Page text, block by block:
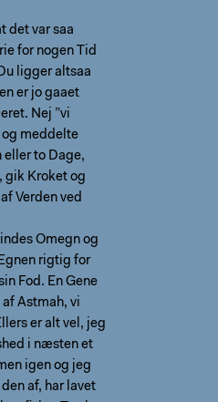
det var saa
for nogen Tid
ligger altsaa
er jo gaaet
Nej ”vi
og meddelte
eller to Dage,
gik Kroket og
Verden ved
Omegn og
rigtig for
Fod. En Gene
Astmah, vi
er alt vel, jeg
i næsten et
igen og jeg
af, har lavet